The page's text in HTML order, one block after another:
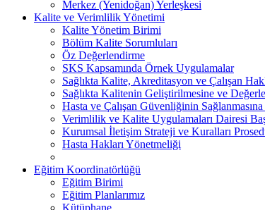
Merkez (Yenidoğan) Yerleşkesi
Kalite ve Verimlilik Yönetimi
Kalite Yönetim Birimi
Bölüm Kalite Sorumluları
Öz Değerlendirme
SKS Kapsamında Örnek Uygulamalar
Sağlıkta Kalite, Akreditasyon ve Çalışan
Sağlıkta Kalitenin Geliştirilmesine ve
Hasta ve Çalışan Güvenliğinin
Verimlilik ve Kalite Uygulamaları Dairesi
Kurumsal İletişim Strateji ve Kuralları
Hasta Hakları Yönetmeliği
Eğitim Koordinatörlüğü
Eğitim Birimi
Eğitim Planlarımız
Kütüphane